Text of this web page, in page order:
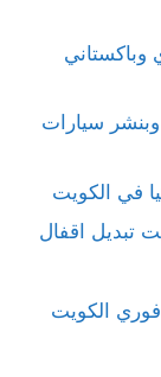
وباكستاني
سيارات
في الكويت
تبديل اقفال
الكويت